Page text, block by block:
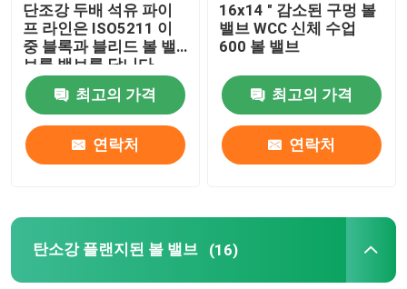
단조강 두배 석유 파이
프 라인은 ISO5211 이
중 블록과 블리드 볼 밸
브를 밸브를 답니다
최고의 가격
연락처
16x14 " 감소된 구멍 볼
밸브 WCC 신체 수업
600 볼 밸브
최고의 가격
연락처
탄소강 플랜지된 볼 밸브 (16)